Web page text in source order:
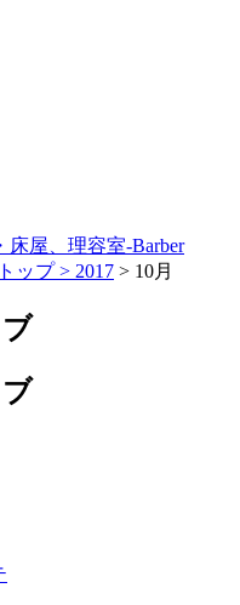
屋、理容室-Barber
ップ > 2017 > 10月